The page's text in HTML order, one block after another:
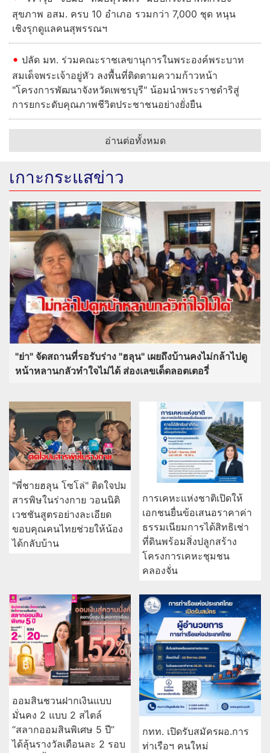
สุขภาพ อสม. ครบ 10 อำเภอ รวมกว่า 7,000 ชุด หนุน
เชิงรุกดูแลคนสุพรรณฯ
ปลัด มท. ร่วมคณะราชเลขานุการในพระองค์พระบาท
สมเด็จพระเจ้าอยู่หัว ลงพื้นที่ติดตามความก้าวหน้า
"โครงการพัฒนาจังหวัดเพชรบุรี" น้อมนำพระราชดำริสู่
การยกระดับคุณภาพชีวิตประชาชนอย่างยั่งยืน
อ่านต่อทั้งหมด
เกาะกระแสข่าว
"ย่า" จัดสถานที่รอรับร่าง "ฮลุน" เผยถึงบ้านคงไม่กล้าไปดู
หน้าหลานกลัวทำใจไม่ได้ ส่องเลขเด็ดลอตเตอรี่
"พี่ชายฮลุน โซโล่" ติดใจปม
สารพิษในร่างกาย วอนนิติ
เวชชันสูตรอย่างละเอียด
ขอบคุณคนไทยช่วยให้น้อง
ได้กลับบ้าน
การเคหะแห่งชาติเปิดให้
เอกชนยื่นข้อเสนอราคาค่า
ธรรมเนียมการได้สิทธิเช่า
ที่ดินพร้อมสิ่งปลูกสร้าง
โครงการเคหะชุมชน
คลองจั่น
ออมสินชวนฝากเงินแบบ
มั่นคง 2 แบบ 2 สไตล์
“สลากออมสินพิเศษ 5 ปี”
ได้ลุ้นรางวัลเดือนละ 2 รอบ
กทท. เปิดรับสมัครผอ.การ
ท่าเรือฯ คนใหม่